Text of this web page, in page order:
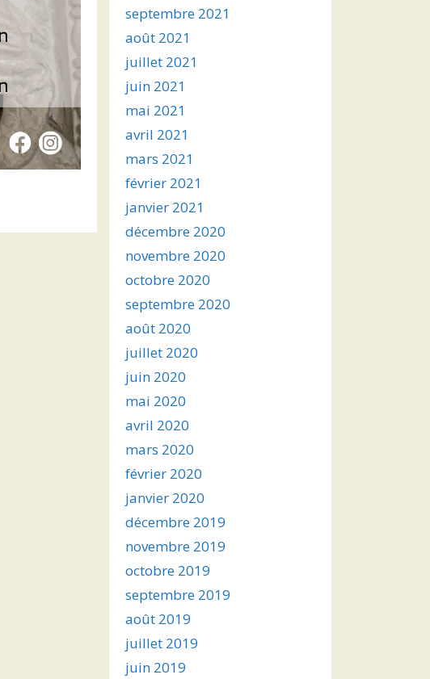
septembre 2021
août 2021
juillet 2021
juin 2021
mai 2021
avril 2021
mars 2021
février 2021
janvier 2021
décembre 2020
novembre 2020
octobre 2020
septembre 2020
août 2020
juillet 2020
juin 2020
mai 2020
avril 2020
mars 2020
février 2020
janvier 2020
décembre 2019
novembre 2019
octobre 2019
septembre 2019
août 2019
juillet 2019
juin 2019